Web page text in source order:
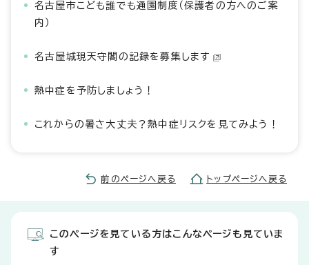
名古屋市こども誰でも通園制度（保護者の方へのご案
内）
名古屋城現天守閣の記録を募集します
熱中症を予防しましょう！
これからの暑さ大丈夫？熱中症リスクを見てみよう！
前のページへ戻る トップページへ戻る
このページを見ている方はこんなページも見ていま
す